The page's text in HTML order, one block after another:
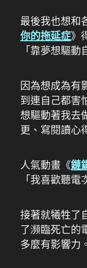
最後我也想和
你的拖延症》
「靠夢想驅動
因為想成為有
到連自己都害
想驅動著我去
更、寫閱讀心
人氣動畫《鏈
「我喜歡聽電
接著就犧牲了
了瀕臨死亡的
多麼有影響力。